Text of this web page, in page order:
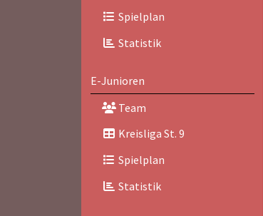
Spielplan
Statistik
E-Junioren
Team
Kreisliga St. 9
Spielplan
Statistik